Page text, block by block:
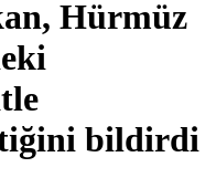
Hürmüz
bildirdi